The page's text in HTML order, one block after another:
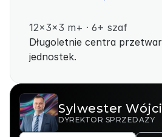
12×3×3 m+ · 6+ szaf
Długoletnie centra
jednostek.
Sylwester
DYREKTOR SPRZEDAŻY